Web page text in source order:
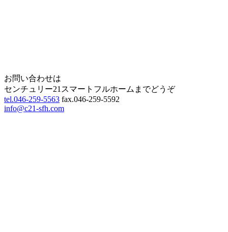
お問い合わせは
センチュリー21スマートフルホームまでどうぞ
tel.046-259-5563 fax.046-259-5592
info@c21-sfh.com